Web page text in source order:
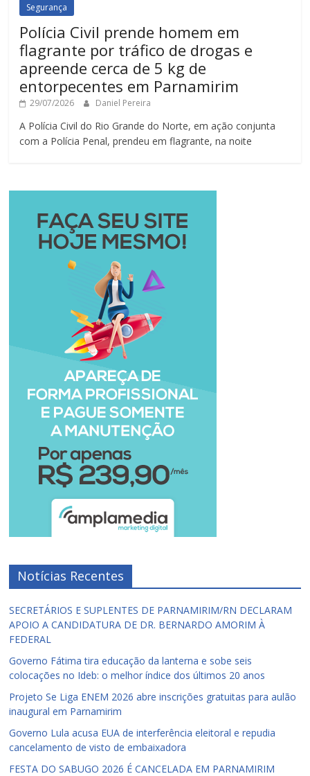
Segurança
Polícia Civil prende homem em
flagrante por tráfico de drogas e
apreende cerca de 5 kg de
entorpecentes em Parnamirim
29/07/2026 Daniel Pereira
A Polícia Civil do Rio Grande do Norte, em ação conjunta
com a Polícia Penal, prendeu em flagrante, na noite
Notícias Recentes
SECRETÁRIOS E SUPLENTES DE PARNAMIRIM/RN DECLARAM
APOIO A CANDIDATURA DE DR. BERNARDO AMORIM À
FEDERAL
Governo Fátima tira educação da lanterna e sobe seis
colocações no Ideb: o melhor índice dos últimos 20 anos
Projeto Se Liga ENEM 2026 abre inscrições gratuitas para aulão
inaugural em Parnamirim
Governo Lula acusa EUA de interferência eleitoral e repudia
cancelamento de visto de embaixadora
FESTA DO SABUGO 2026 É CANCELADA EM PARNAMIRIM